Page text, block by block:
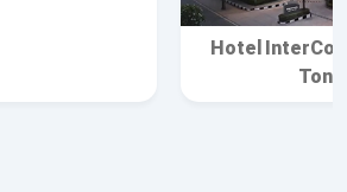
Hotel
Tonk